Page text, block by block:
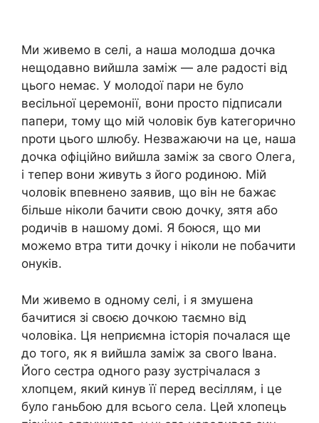
Ми живемо в селі, а наша молодша дочка
нещодавно вийшла заміж — але радості від
цього немає. У молодої пари не було
весільної церемонії, вони просто підписали
папери, тому що мій чоловік був kатегорично
nроти цього шлюбу. Незважаючи на це, наша
дочка офіційно вийшла заміж за свого Олега,
і тепер вони живуть з його родиною. Мій
чоловік впевнено заявив, що він не бажає
більше ніколи бачити свою дочку, зятя або
родичів в нашому домі. Я боюся, що ми
можемо втра тити дочку і ніколи не побачити
онуків.
Ми живемо в одному селі, і я змушена
бачитися зі своєю дочкою таємно від
чоловіка. Ця неприємна історія почалася ще
до того, як я вийшла заміж за свого Івана.
Його сестра одного разу зустрічалася з
хлопцем, який кинув її перед весіллям, і це
було ганьбою для всього села. Цей хлопець